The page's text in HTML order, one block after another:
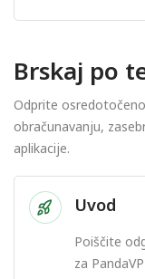
Brskaj po
Odprite
obračunavanju,
aplikacije.
Uvod
Poiščite
za